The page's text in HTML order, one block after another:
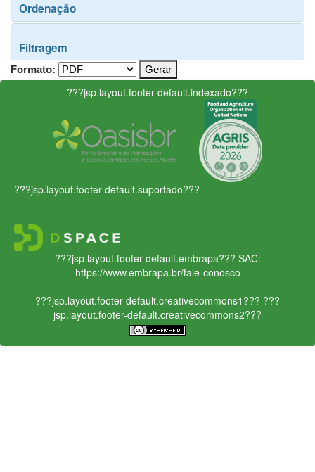
Ordenação
Filtragem
Formato:
???jsp.layout.footer-default.indexado???
???jsp.layout.footer-default.suportado???
???jsp.layout.footer-default.embrapa??? SAC:
https://www.embrapa.br/fale-conosco
???jsp.layout.footer-default.creativecommons1??? ???
jsp.layout.footer-default.creativecommons2???